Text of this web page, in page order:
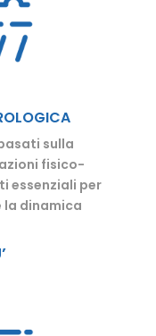
sulla
fisico-
essenziali per
la dinamica